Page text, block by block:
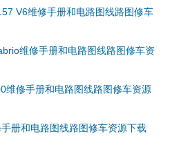
V6维修手册和电路图线路图修车
维修手册和电路图线路图修车资
维修手册和电路图线路图修车资源
册和电路图线路图修车资源下载